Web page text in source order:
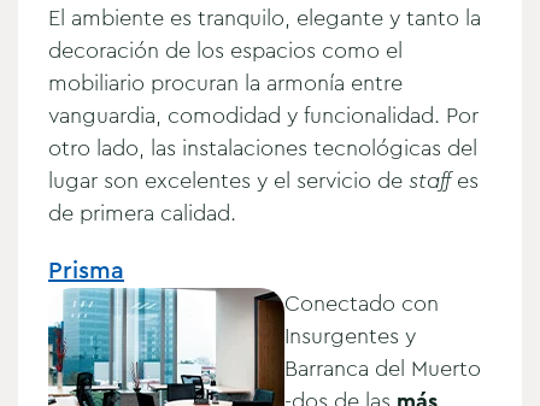
El ambiente es tranquilo, elegante y tanto la
decoración de los espacios como el
mobiliario procuran la armonía entre
vanguardia, comodidad y funcionalidad. Por
otro lado, las instalaciones tecnológicas del
lugar son excelentes y el servicio destaffes
de primera calidad.
Prisma
Conectado con
Insurgentes y
Barranca del Muerto